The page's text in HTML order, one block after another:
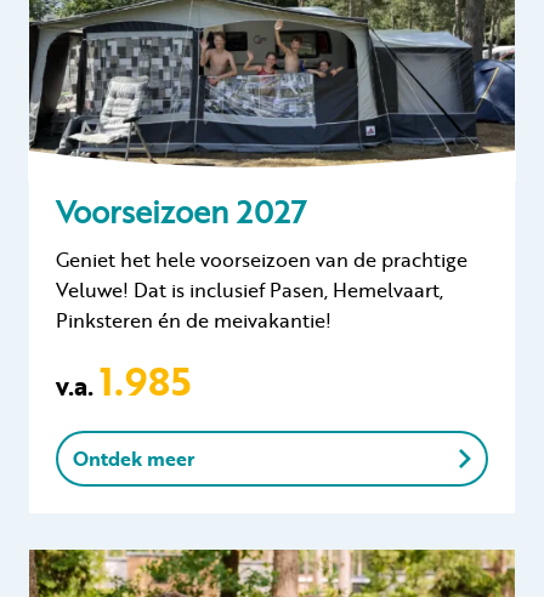
Voorseizoen 2027
Geniet het hele voorseizoen van de prachtige
Veluwe! Dat is inclusief Pasen, Hemelvaart,
Pinksteren én de meivakantie!
v.a.1.985
Ontdek meer